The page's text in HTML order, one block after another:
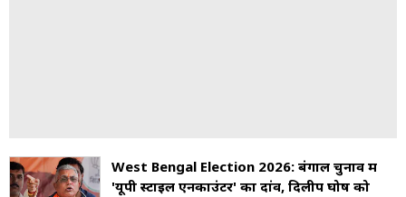
West Bengal Election 2026: बंगाल चुनाव में
'यूपी स्टाइल एनकाउंटर' का दांव, दिलीप घोष को